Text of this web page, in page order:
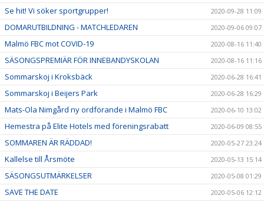
Se hit! Vi söker sportgrupper! 2020-09-28 11:09
DOMARUTBILDNING - MATCHLEDAREN 2020-09-06 09:07
Malmö FBC mot COVID-19 2020-08-16 11:40
SÄSONGSPREMIÄR FÖR INNEBANDYSKOLAN 2020-08-16 11:16
Sommarskoj i Kroksbäck 2020-06-28 16:41
Sommarskoj i Beijers Park 2020-06-28 16:29
Mats-Ola Nimgård ny ordförande i Malmö FBC 2020-06-10 13:02
Hemestra på Elite Hotels med föreningsrabatt 2020-06-09 08:55
SOMMAREN ÄR RÄDDAD! 2020-05-27 23:24
Kallelse till Årsmöte 2020-05-13 15:14
SÄSONGSUTMÄRKELSER 2020-05-08 01:29
SAVE THE DATE 2020-05-06 12:12